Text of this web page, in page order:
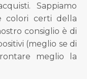
Sappiamo
colori certi della
consiglio è di
(meglio se di
meglio la